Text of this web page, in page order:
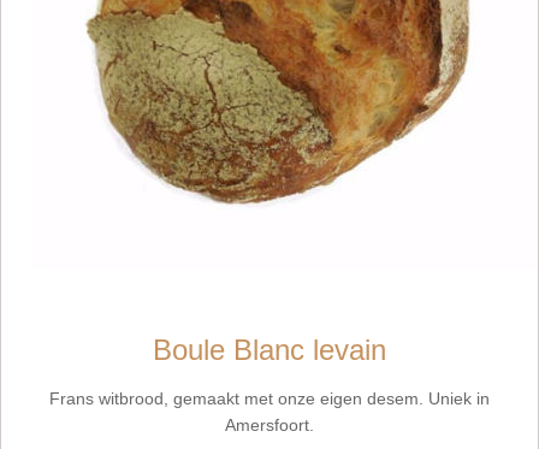
Boule Blanc levain
Frans witbrood, gemaakt met onze eigen desem. Uniek in
Amersfoort.